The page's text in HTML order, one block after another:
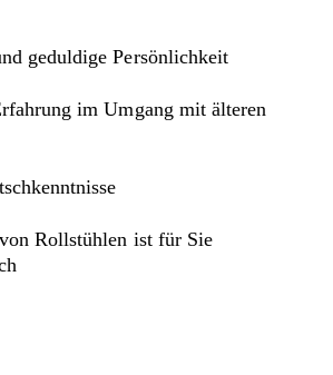
geduldige Persönlichkeit
im Umgang mit älteren
Rollstühlen ist für Sie